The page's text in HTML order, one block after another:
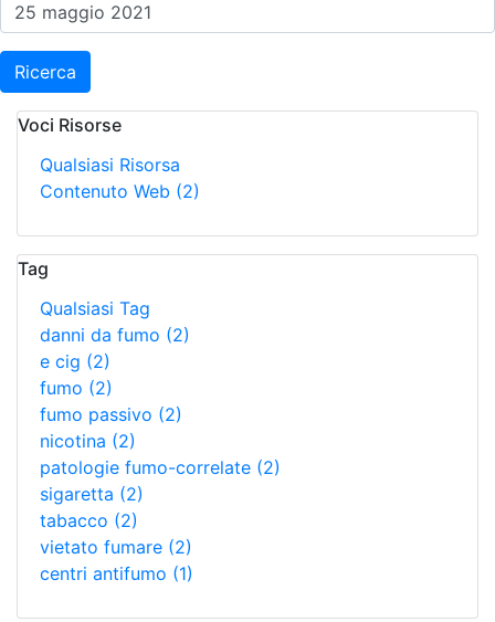
Ricerca
Voci Risorse
Qualsiasi Risorsa
Contenuto Web (2)
Tag
Qualsiasi Tag
danni da fumo (2)
e cig (2)
fumo (2)
fumo passivo (2)
nicotina (2)
patologie fumo-correlate (2)
sigaretta (2)
tabacco (2)
vietato fumare (2)
centri antifumo (1)